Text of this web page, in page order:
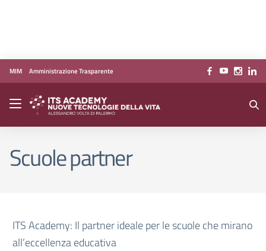
Vai ai contenuti
Vai al menu di navigazione
Vai al footer
MIM Amministrazione Trasparente
Scuole partner
ITS Academy: Il partner ideale per le scuole che mirano
all’eccellenza educativa